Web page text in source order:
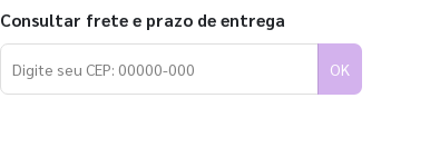
Consultar frete e prazo de entrega
OK